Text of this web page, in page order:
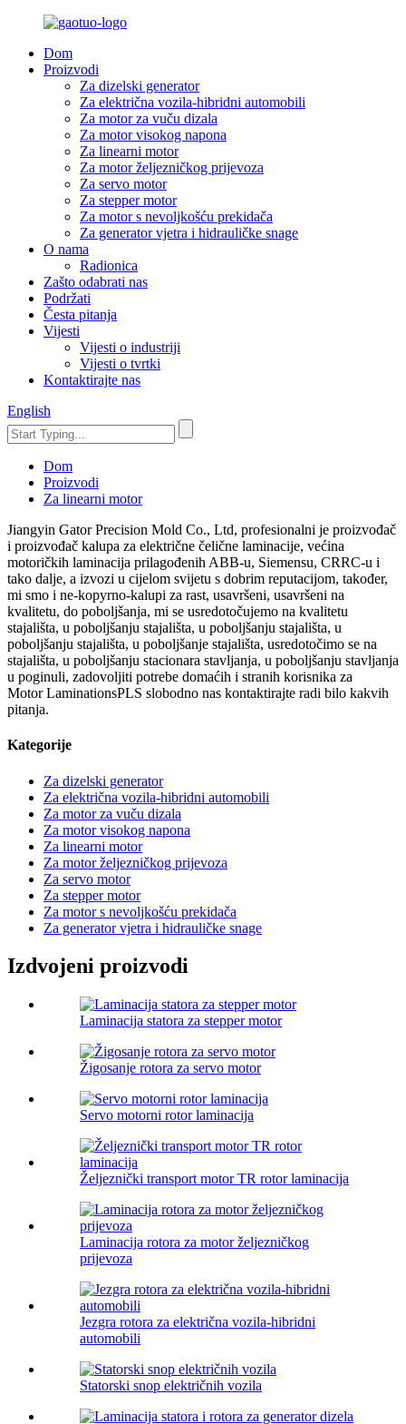
Dom
Proizvodi
Za dizelski generator
Za električna vozila-hibridni automobili
Za motor za vuču dizala
Za motor visokog napona
Za linearni motor
Za motor željezničkog prijevoza
Za servo motor
Za stepper motor
Za motor s nevoljkošću prekidača
Za generator vjetra i hidrauličke snage
O nama
Radionica
Zašto odabrati nas
Podržati
Česta pitanja
Vijesti
Vijesti o industriji
Vijesti o tvrtki
Kontaktirajte nas
English
Dom
Proizvodi
Za linearni motor
Jiangyin Gator Precision Mold Co., Ltd, profesionalni je proizvođač
i proizvođač kalupa za električne čelične laminacije, većina
motoričkih laminacija prilagođenih ABB-u, Siemensu, CRRC-u i
tako dalje, a izvozi u cijelom svijetu s dobrim reputacijom, također,
mi smo i ne-kopyrno-kalupi za rast, usavršeni, usavršeni na
kvalitetu, do poboljšanja, mi se usredotočujemo na kvalitetu
stajališta, u poboljšanju stajališta, u poboljšanju stajališta, u
poboljšanju stajališta, u poboljšanje stajališta, usredotočimo se na
stajališta, u poboljšanju stacionara stavljanja, u poboljšanju stavljanja
u poginuli, zadovoljiti potrebe domaćih i stranih korisnika za
Motor LaminationsPLS slobodno nas kontaktirajte radi bilo kakvih
pitanja.
Kategorije
Za dizelski generator
Za električna vozila-hibridni automobili
Za motor za vuču dizala
Za motor visokog napona
Za linearni motor
Za motor željezničkog prijevoza
Za servo motor
Za stepper motor
Za motor s nevoljkošću prekidača
Za generator vjetra i hidrauličke snage
Izdvojeni proizvodi
Laminacija statora za stepper motor
Žigosanje rotora za servo motor
Servo motorni rotor laminacija
Željeznički transport motor TR rotor laminacija
Laminacija rotora za motor željezničkog
prijevoza
Jezgra rotora za električna vozila-hibridni
automobili
Statorski snop električnih vozila